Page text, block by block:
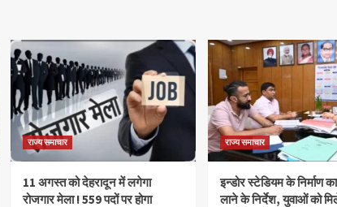
राज्य समाचार
11 अगस्त को देहरादून में लगेगा
रोजगार मेला ! 559 पदों पर होगा
राज्य समाचार
इन्डोर स्टेडियम के निर्माण
लाने के निर्देश, युवाओं को